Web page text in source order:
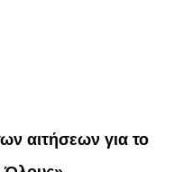
αιτήσεων για το